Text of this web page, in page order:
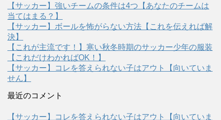
【サッカー】強いチームの条件は4つ【あなたのチームは
当てはまる？】
【サッカー】ボールを怖がらない方法【これを伝えれば解
決】
【これが主流です！】寒い秋冬時期のサッカー少年の服装
【これだけわかればOK！】
【サッカー】コレを答えられない子はアウト【向いていま
せん】
最近のコメント
【サッカー】コレを答えられない子はアウト【向いていま